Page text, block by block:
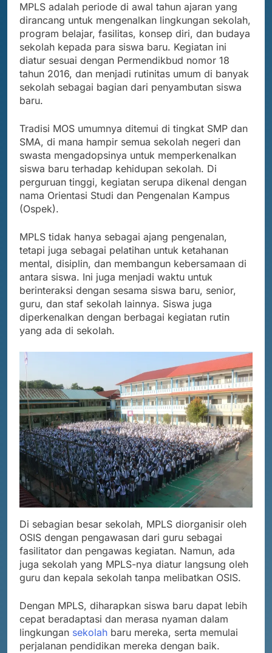
MPLS adalah periode di awal tahun ajaran yang
dirancang untuk mengenalkan lingkungan sekolah,
program belajar, fasilitas, konsep diri, dan budaya
sekolah kepada para siswa baru. Kegiatan ini
diatur sesuai dengan Permendikbud nomor 18
tahun 2016, dan menjadi rutinitas umum di banyak
sekolah sebagai bagian dari penyambutan siswa
baru.
Tradisi MOS umumnya ditemui di tingkat SMP dan
SMA, di mana hampir semua sekolah negeri dan
swasta mengadopsinya untuk memperkenalkan
siswa baru terhadap kehidupan sekolah. Di
perguruan tinggi, kegiatan serupa dikenal dengan
nama Orientasi Studi dan Pengenalan Kampus
(Ospek).
MPLS tidak hanya sebagai ajang pengenalan,
tetapi juga sebagai pelatihan untuk ketahanan
mental, disiplin, dan membangun kebersamaan di
antara siswa. Ini juga menjadi waktu untuk
berinteraksi dengan sesama siswa baru, senior,
guru, dan staf sekolah lainnya. Siswa juga
diperkenalkan dengan berbagai kegiatan rutin
yang ada di sekolah.
Di sebagian besar sekolah, MPLS diorganisir oleh
OSIS dengan pengawasan dari guru sebagai
fasilitator dan pengawas kegiatan. Namun, ada
juga sekolah yang MPLS-nya diatur langsung oleh
guru dan kepala sekolah tanpa melibatkan OSIS.
Dengan MPLS, diharapkan siswa baru dapat lebih
cepat beradaptasi dan merasa nyaman dalam
lingkungan sekolah baru mereka, serta memulai
perjalanan pendidikan mereka dengan baik.